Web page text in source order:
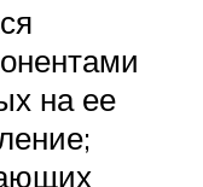
на ее